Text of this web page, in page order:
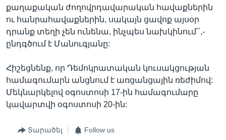
քաղաքական ժողովրդավարական հավաքներին
ու հանրահավաքներին, սակայն ցավոք այսօր
դրանք տեղի չեն ունենա, ինչպես նախկինում՛՛,-
ընդգծում է Մանուգյանը:
Հիշեցնենք, որ Դեմոկրատական կուսակցության
համագումարն անցնում է առցանցային ռեժիմով:
Մեկնարկելով օգոստոսի 17-ին համագումարը
կավարտվի օգոստոսի 20-ին:
Տարածել Follow us